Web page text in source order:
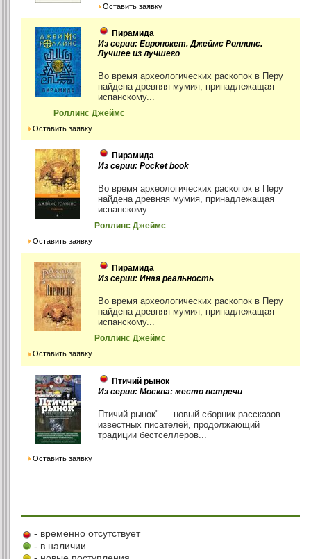
Оставить заявку
Пирамида
Из серии: Европокет. Джеймс Роллинс.
Лучшее из лучшего
Во время археологических раскопок в Перу
найдена древняя мумия, принадлежащая
испанскому...
Роллинс Джеймс
Оставить заявку
Пирамида
Из серии: Pocket book
Во время археологических раскопок в Перу
найдена древняя мумия, принадлежащая
испанскому...
Роллинс Джеймс
Оставить заявку
Пирамида
Из серии: Иная реальность
Во время археологических раскопок в Перу
найдена древняя мумия, принадлежащая
испанскому...
Роллинс Джеймс
Оставить заявку
Птичий рынок
Из серии: Москва: место встречи
Птичий рынок" — новый сборник рассказов
известных писателей, продолжающий
традиции бестселлеров...
Оставить заявку
- временно отсутствует
- в наличии